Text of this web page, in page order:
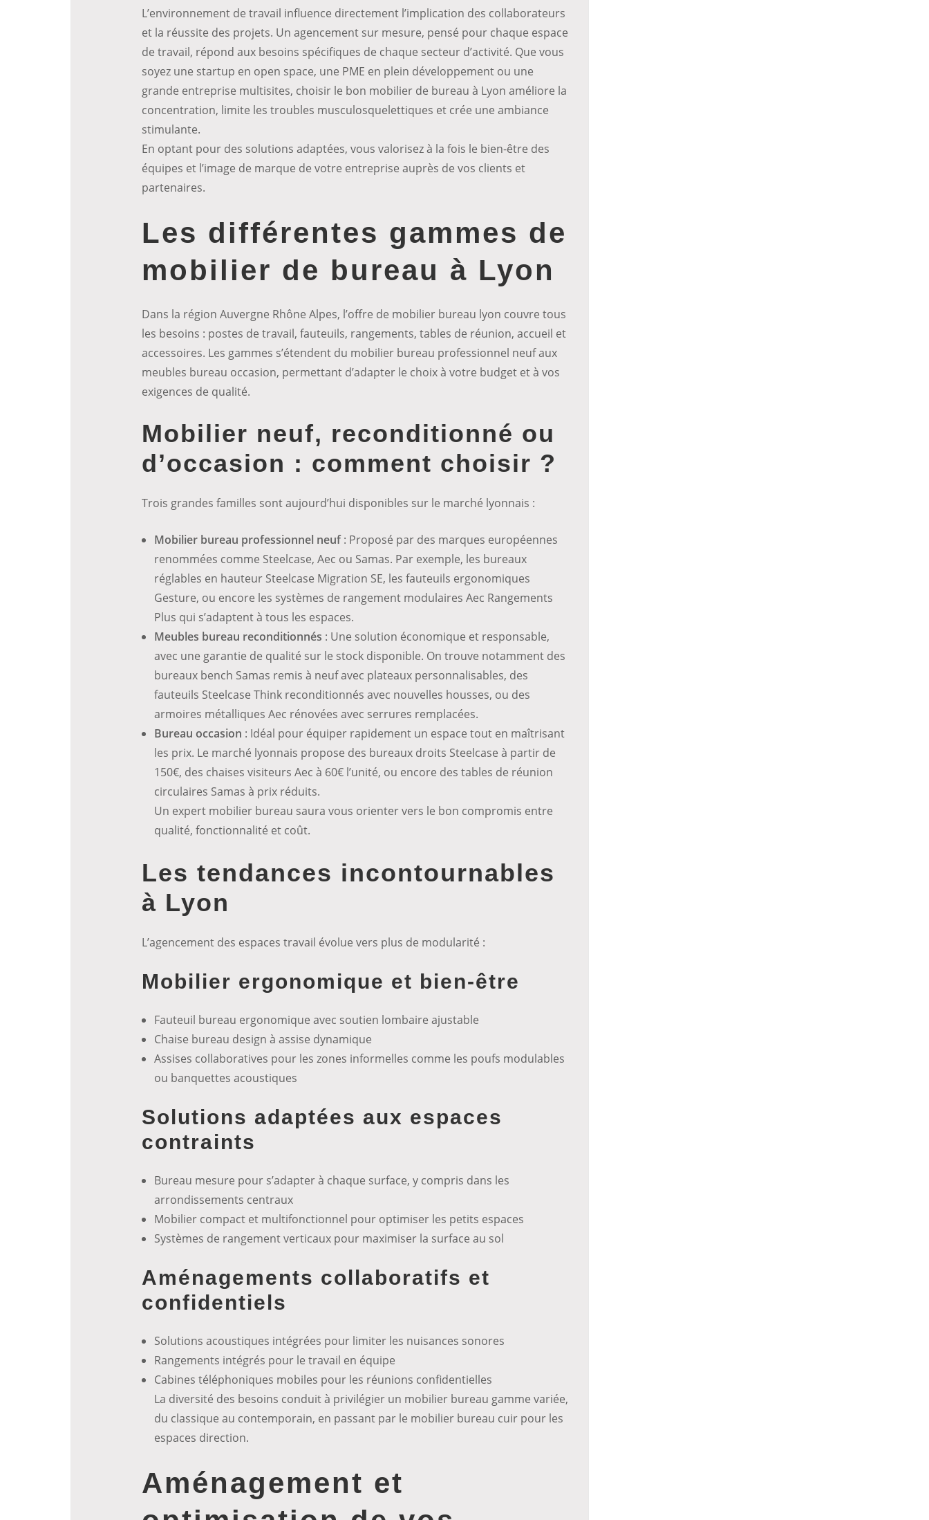
L’environnement de travail influence directement l’implication des collaborateurs
et la réussite des projets. Un agencement sur mesure, pensé pour chaque espace
de travail, répond aux besoins spécifiques de chaque secteur d’activité. Que vous
soyez une startup en open space, une PME en plein développement ou une
grande entreprise multisites, choisir le bon mobilier de bureau à Lyon améliore la
concentration, limite les troubles musculosquelettiques et crée une ambiance
stimulante.
En optant pour des solutions adaptées, vous valorisez à la fois le bien-être des
équipes et l’image de marque de votre entreprise auprès de vos clients et
partenaires.
Les différentes gammes de
mobilier de bureau à Lyon
Dans la région Auvergne Rhône Alpes, l’offre de mobilier bureau lyon couvre tous
les besoins : postes de travail, fauteuils, rangements, tables de réunion, accueil et
accessoires. Les gammes s’étendent du mobilier bureau professionnel neuf aux
meubles bureau occasion, permettant d’adapter le choix à votre budget et à vos
exigences de qualité.
Mobilier neuf, reconditionné ou
d’occasion : comment choisir ?
Trois grandes familles sont aujourd’hui disponibles sur le marché lyonnais :
Mobilier bureau professionnel neuf: Proposé par des marques européennes
renommées comme Steelcase, Aec ou Samas. Par exemple, les bureaux
réglables en hauteur Steelcase Migration SE, les fauteuils ergonomiques
Gesture, ou encore les systèmes de rangement modulaires Aec Rangements
Plus qui s’adaptent à tous les espaces.
Meubles bureau reconditionnés : Une solution économique et responsable,
avec une garantie de qualité sur le stock disponible. On trouve notamment des
bureaux bench Samas remis à neuf avec plateaux personnalisables, des
fauteuils Steelcase Think reconditionnés avec nouvelles housses, ou des
armoires métalliques Aec rénovées avec serrures remplacées.
Bureau occasion : Idéal pour équiper rapidement un espace tout en maîtrisant
les prix. Le marché lyonnais propose des bureaux droits Steelcase à partir de
150€, des chaises visiteurs Aec à 60€ l’unité, ou encore des tables de réunion
circulaires Samas à prix réduits.
Un expert mobilier bureau saura vous orienter vers le bon compromis entre
qualité, fonctionnalité et coût.
Les tendances incontournables
à Lyon
L’agencement des espaces travail évolue vers plus de modularité :
Mobilier ergonomique et bien-être
Fauteuil bureau ergonomique avec soutien lombaire ajustable
Chaise bureau design à assise dynamique
Assises collaboratives pour les zones informelles comme les poufs modulables
ou banquettes acoustiques
Solutions adaptées aux espaces
contraints
Bureau mesure pour s’adapter à chaque surface, y compris dans les
arrondissements centraux
Mobilier compact et multifonctionnel pour optimiser les petits espaces
Systèmes de rangement verticaux pour maximiser la surface au sol
Aménagements collaboratifs et
confidentiels
Solutions acoustiques intégrées pour limiter les nuisances sonores
Rangements intégrés pour le travail en équipe
Cabines téléphoniques mobiles pour les réunions confidentielles
La diversité des besoins conduit à privilégier un mobilier bureau gamme variée,
du classique au contemporain, en passant par le mobilier bureau cuir pour les
espaces direction.
Aménagement et